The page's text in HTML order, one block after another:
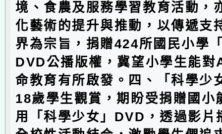
境、食農及服務學習教育活動，
化藝術的提升與推動，以傳遞支
界為宗旨，捐贈424所國民小學
DVD公播版權，冀望小學生能對
命教育有所啟發。四、「科學少
18歲學生觀賞，期盼受捐贈國小
用「科學少女」DVD，透過影片